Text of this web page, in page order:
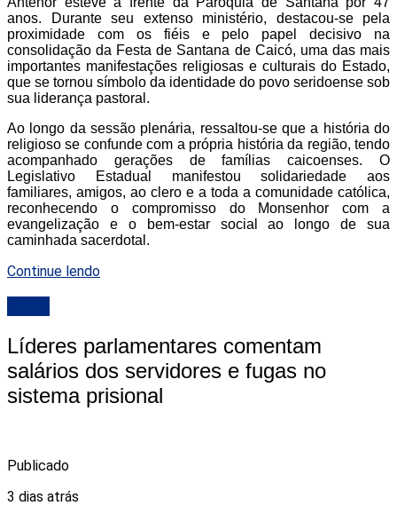
anos. Durante seu extenso ministério, destacou-se pela
proximidade com os fiéis e pelo papel decisivo na
consolidação da Festa de Santana de Caicó, uma das mais
importantes manifestações religiosas e culturais do Estado,
que se tornou símbolo da identidade do povo seridoense sob
sua liderança pastoral.
Ao longo da sessão plenária, ressaltou-se que a história do
religioso se confunde com a própria história da região, tendo
acompanhado gerações de famílias caicoenses. O
Legislativo Estadual manifestou solidariedade aos
familiares, amigos, ao clero e a toda a comunidade católica,
reconhecendo o compromisso do Monsenhor com a
evangelização e o bem-estar social ao longo de sua
caminhada sacerdotal.
Continue lendo
Líderes parlamentares comentam
salários dos servidores e fugas no
sistema prisional
Publicado
3 dias atrás